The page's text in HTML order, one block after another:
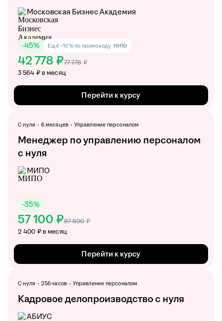
Московская Бизнес Академия
-45% Ещё −10% по промокоду HH10
42 778 ₽77 778 ₽
3 564 ₽ в месяц
Перейти к курсу
С нуля 6 месяцев Управление персоналом
Менеджер по управлению персоналом
с нуля
МИПО
-35%
57 100 ₽87 800 ₽
2 400 ₽ в месяц
Перейти к курсу
С нуля 256 часов Управление персоналом
Кадровое делопроизводство с нуля
АБИУС